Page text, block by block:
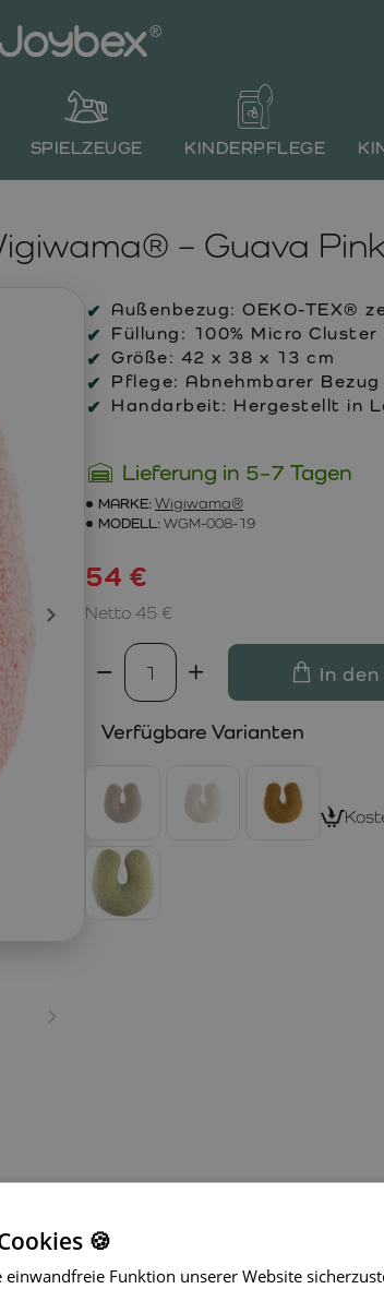
SPIELZEUGE KINDERPFLEGE
– Guava
Außenbezug: OEKO-TEX®
Füllung: 100% Micro
Größe: 42 x 38 x 13 cm
Pflege: Abnehmbarer
Handarbeit: Hergestellt in
Lieferung in 5–7 Tagen
MARKE: Wigiwama®
MODELL: WGM-008-19
54 €
Netto 45 €
In
Verfügbare Varianten
🍪
Funktion unserer Website